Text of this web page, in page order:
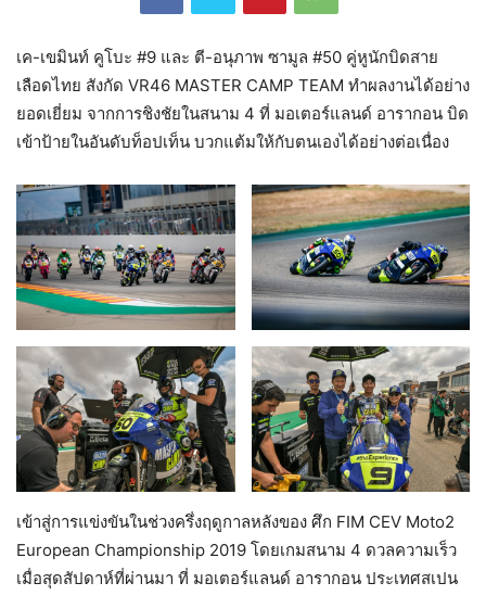
เค-เขมินท์ คูโบะ #9 และ ตี-อนุภาพ ซามูล #50 คู่หูนักบิดสาย
เลือดไทย สังกัด VR46 MASTER CAMP TEAM ทำผลงานได้อย่าง
ยอดเยี่ยม จากการชิงชัยในสนาม 4 ที่ มอเตอร์แลนด์ อารากอน บิด
เข้าป้ายในอันดับท็อปเท็น บวกแต้มให้กับตนเองได้อย่างต่อเนื่อง
เข้าสู่การแข่งขันในช่วงครึ่งฤดูกาลหลังของ ศึก FIM CEV Moto2
European Championship 2019 โดยเกมสนาม 4 ดวลความเร็ว
เมื่อสุดสัปดาห์ที่ผ่านมา ที่ มอเตอร์แลนด์ อารากอน ประเทศสเปน